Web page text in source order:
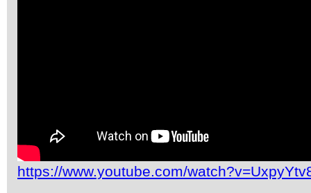
https://www.youtube.com/